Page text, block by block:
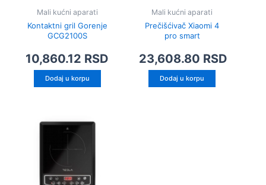
Mali kućni aparati
Kontaktni gril Gorenje
GCG2100S
10,860.12 RSD
Dodaj u korpu
Mali kućni aparati
Prečišćivač Xiaomi 4
pro smart
23,608.80 RSD
Dodaj u korpu